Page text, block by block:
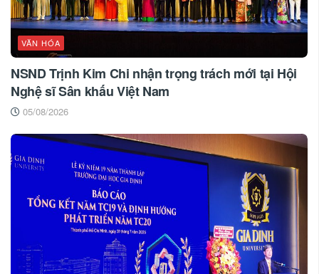
VĂN HÓA
NSND Trịnh Kim Chi nhận trọng trách mới tại Hội
Nghệ sĩ Sân khấu Việt Nam
05/08/2026